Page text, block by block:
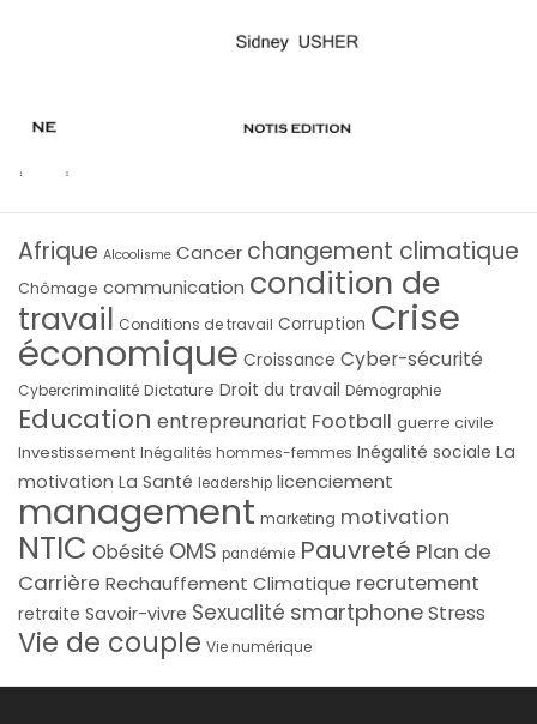
Afrique Alcoolisme Cancer changement climatique
Chômage communication condition de
travail Conditions de travail Corruption Crise
économique Croissance Cyber-sécurité
Cybercriminalité Dictature Droit du travail Démographie
Education entrepreunariat Football guerre civile
Investissement Inégalités hommes-femmes Inégalité sociale La
motivation La Santé leadership licenciement
management marketing motivation
NTIC Obésité OMS pandémie Pauvreté Plan de
Carrière Rechauffement Climatique recrutement
retraite Savoir-vivre Sexualité smartphoneStress
Vie de couple Vie numérique